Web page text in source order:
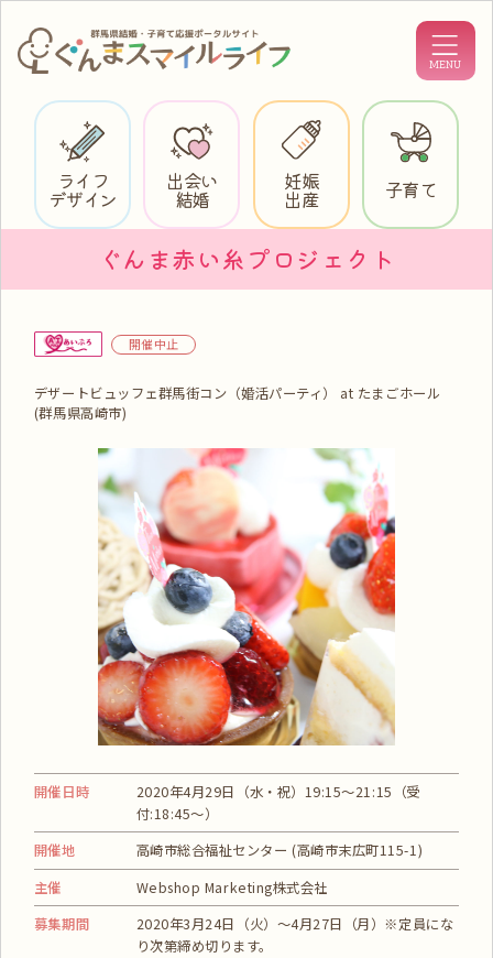
ライフ
デザイン
出会い
結婚
妊娠
出産 子育て
ぐんま赤い糸プロジェクト
開催中止
デザートビュッフェ群馬街コン（婚活パーティ） at たまごホール
(群馬県高崎市)
開催日時
2020年4月29日（水・祝）19:15～21:15（受
付:18:45～）
開催地
高崎市総合福祉センター (高崎市末広町115-1)
主催
Webshop Marketing株式会社
募集期間
2020年3月24日（火）～4月27日（月）※定員にな
り次第締め切ります。